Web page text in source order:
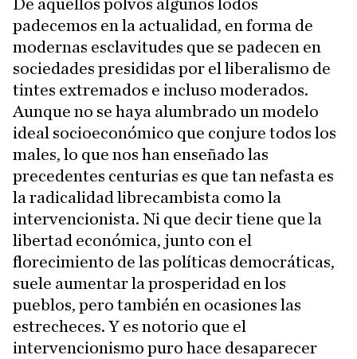
De aquellos polvos algunos lodos
padecemos en la actualidad, en forma de
modernas esclavitudes que se padecen en
sociedades presididas por el liberalismo de
tintes extremados e incluso moderados.
Aunque no se haya alumbrado un modelo
ideal socioeconómico que conjure todos los
males, lo que nos han enseñado las
precedentes centurias es que tan nefasta es
la radicalidad librecambista como la
intervencionista. Ni que decir tiene que la
libertad económica, junto con el
florecimiento de las políticas democráticas,
suele aumentar la prosperidad en los
pueblos, pero también en ocasiones las
estrecheces. Y es notorio que el
intervencionismo puro hace desaparecer